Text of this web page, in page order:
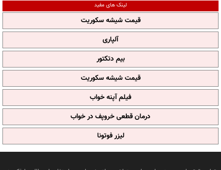
لینک های مفید
قیمت شیشه سکوریت
آلپاری
بیم دتکتور
قیمت شیشه سکوریت
فیلم آپنه خواب
درمان قطعی خروپف در خواب
لیزر فوتونا